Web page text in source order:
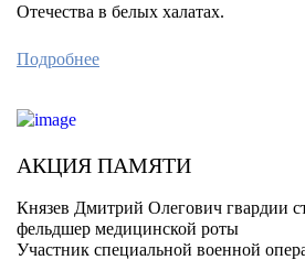
Отечества в белых халатах.
Подробнее
АКЦИЯ ПАМЯТИ
Князев Дмитрий Олегович гвардии
фельдшер медицинской роты
Участник специальной военной